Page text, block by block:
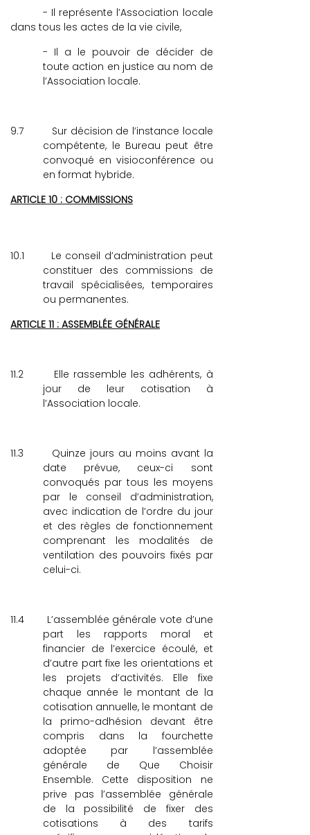
- Il représente l’Association locale
dans tous les actes de la vie civile,
- Il a le pouvoir de décider de
toute action en justice au nom de
l’Association locale.
9.7
Sur décision de l’instance locale
compétente, le Bureau peut être
convoqué en visioconférence ou
en format hybride.
ARTICLE 10 : COMMISSIONS
10.1
Le conseil d’administration peut
constituer des commissions de
travail spécialisées, temporaires
ou permanentes.
ARTICLE 11 : ASSEMBLÉE GÉNÉRALE
11.2
Elle rassemble les adhérents, à
jour de leur cotisation à
l’Association locale.
11.3
Quinze jours au moins avant la
date prévue, ceux-ci sont
convoqués par tous les moyens
par le conseil d’administration,
avec indication de l’ordre du jour
et des règles de fonctionnement
comprenant les modalités de
ventilation des pouvoirs fixés par
celui-ci.
11.4
L’assemblée générale vote d’une
part les rapports moral et
financier de l’exercice écoulé, et
d’autre part fixe les orientations et
les projets d’activités. Elle fixe
chaque année le montant de la
cotisation annuelle, le montant de
la primo-adhésion devant être
compris dans la fourchette
adoptée par l’assemblée
générale de Que Choisir
Ensemble. Cette disposition ne
prive pas l’assemblée générale
de la possibilité de fixer des
cotisations à des tarifs